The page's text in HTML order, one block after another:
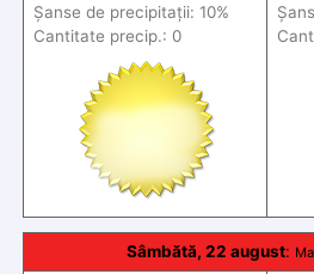
Șanse de precipitații: 10%
Cantitate precip.: 0
Sâmbătă, 22 august: